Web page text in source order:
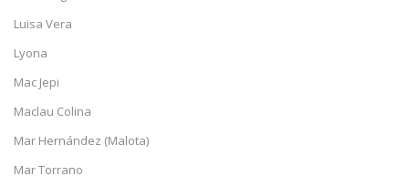
Luisa Vera
Lyona
Mac Jepi
Maclau Colina
Mar Hernández (Malota)
Mar Torrano